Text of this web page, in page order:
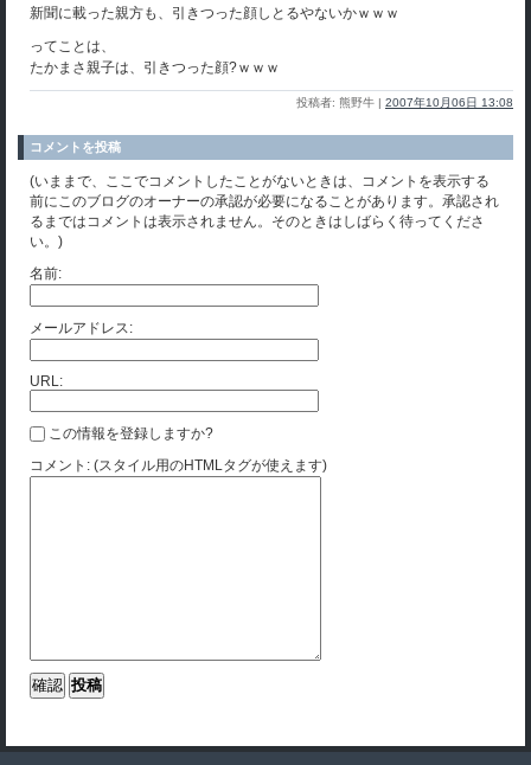
新聞に載った親方も、引きつった顔しとるやないかｗｗｗ
ってことは、
たかまさ親子は、引きつった顔?ｗｗｗ
投稿者: 熊野牛 | 2007年10月06日 13:08
コメントを投稿
(いままで、ここでコメントしたことがないときは、コメントを表示する
前にこのブログのオーナーの承認が必要になることがあります。承認され
るまではコメントは表示されません。そのときはしばらく待ってくださ
い。)
名前:
メールアドレス:
URL:
この情報を登録しますか?
コメント: (スタイル用のHTMLタグが使えます)